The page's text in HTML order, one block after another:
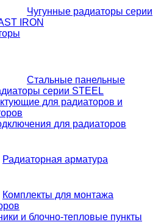
Чугунные радиаторы серии
IRON
Стальные панельные
серии STEEL
для радиаторов и
для радиаторов
Радиаторная арматура
Комплекты для монтажа
и блочно-тепловые пункты